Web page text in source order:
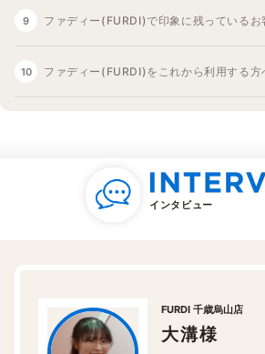
ファディー(FURDI)で印象に残っているお
ファディー(FURDI)をこれから利用する方
インタビュー
FURDI 千歳烏山店
大溝様